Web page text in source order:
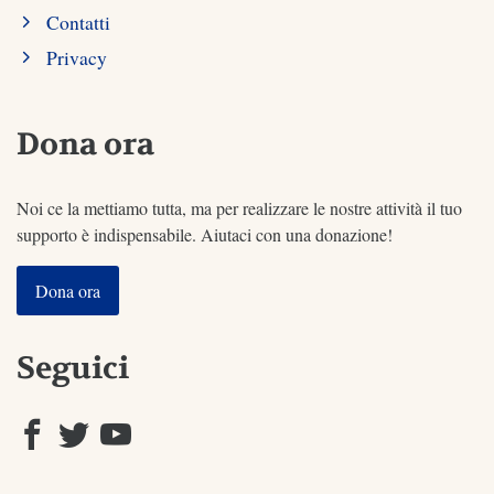
Contatti
Privacy
Dona ora
Noi ce la mettiamo tutta, ma per realizzare le nostre attività il tuo
supporto è indispensabile. Aiutaci con una donazione!
Dona ora
Seguici